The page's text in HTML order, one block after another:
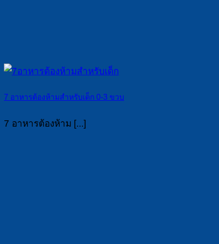
7 อาหารต้องห้ามสำหรับเด็ก 0-3 ขวบ
7 อาหารต้องห้าม [...]